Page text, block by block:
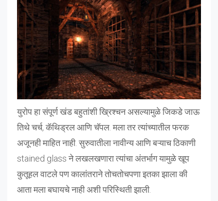
युरोप हा संपूर्ण खंड बहुतांशी ख्रिश्चन असल्यामुळे जिकडे जाऊ
तिथे चर्च, कॅथिड्रल आणि चॅपल. मला तर त्यांच्यातील फरक
अजूनही माहित नाही. सुरुवातीला नावीन्य आणि बऱ्याच ठिकाणी
stained glass ने लखलखणारा त्यांचा अंतर्भाग यामुळे खूप
कुतूहल वाटले पण कालांतराने तोचतोचपणा इतका झाला की
आता मला बघायचे नाही अशी परिस्थिती झाली.